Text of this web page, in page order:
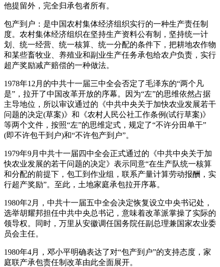
他提留外，完全归承包者所有。
包产到户：是中国农村集体经济组织实行的一种生产责任制
度。农村集体经济组织在坚持生产资料公有制，坚持统一计
划、统一经营、统一核算、统一分配的条件下，把耕地农作物
和某些畜牧业、养殖业和副业生产任务承包给农户负责，实行
超产奖励减产赔偿的一种做法。
1978年12月的中共十一届三中全会否定了毛泽东的“两个凡
是”，拉开了中国改革开放的序幕。因为“左”的思维依然占据
主导地位，所以审议通过的《中共中央关于加快农业发展若干
问题的决定(草案)》和《农村人民公社工作条例(试行草案)》
等两个文件，按照“左”的思维定式，规定了“不许分田单干”
(即不许包干到户)和“不许包产到户”。
1979年9月中共十一届四中全会正式通过的《中共中央关于加
快农业发展的若干问题的决定》表示同意“在生产队统一核算
和分配的前提下，包工到作业组，联系产量计算劳动报酬，实
行超产奖励”。至此，土地家庭承包拉开序幕。
1980年2月，中共十一届五中全会决定恢复设立中央书记处，
选举胡耀邦担任中共中央总书记，意味着改革派掌操了实际的
领导权。同时，万里从安徽调任国务院任副总理兼国家农业委
员会主任。
1980年4月，邓小平明确表达了对“包产到户”的支持态度，家
庭联产承包责任制改革由此全面展开。